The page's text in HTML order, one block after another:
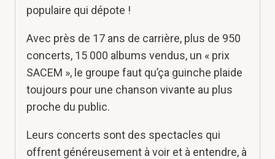
populaire qui dépote !
Avec près de 17 ans de carrière, plus de 950
concerts, 15 000 albums vendus, un « prix
SACEM », le groupe faut qu’ça guinche plaide
toujours pour une chanson vivante au plus
proche du public.
Leurs concerts sont des spectacles qui
offrent généreusement à voir et à entendre, à